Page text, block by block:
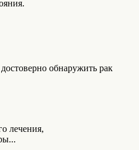
обнаружить рак
лечения,